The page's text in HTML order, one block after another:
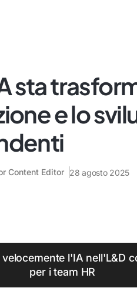
sta
e lo
Content Editor 28 agosto 2025
l'IA nell'L&D
per i team HR